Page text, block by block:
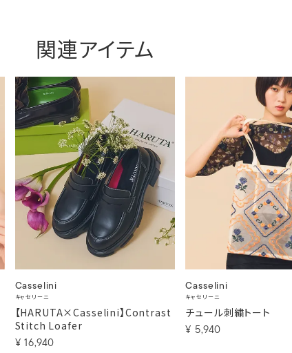
関連アイテム
Casselini
キャセリーニ
【HARUTA×Casselini】Contrast
Stitch Loafer
¥ 16,940
Casselini
キャセリーニ
チュール刺繍トート
¥ 5,940